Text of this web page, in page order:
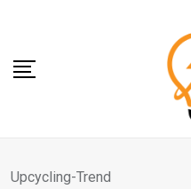
content
Upcycling-Trend